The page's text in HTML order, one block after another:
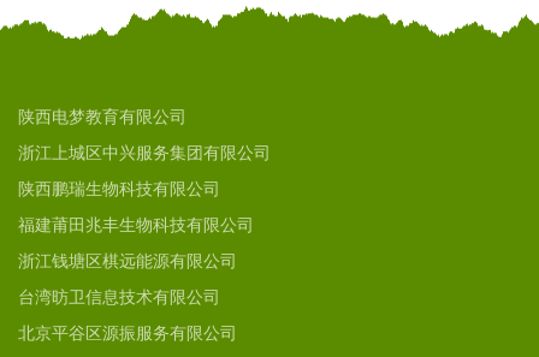
陕西电梦教育有限公司
浙江上城区中兴服务集团有限公司
陕西鹏瑞生物科技有限公司
福建莆田兆丰生物科技有限公司
浙江钱塘区棋远能源有限公司
台湾昉卫信息技术有限公司
北京平谷区源振服务有限公司